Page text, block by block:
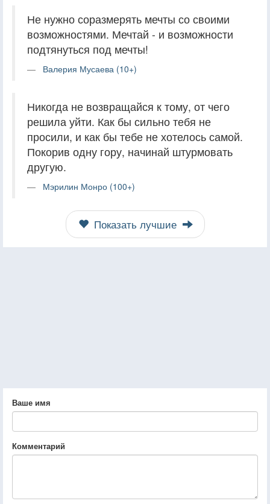
Не нужно соразмерять мечты со своими
возможностями. Мечтай - и возможности
подтянуться под мечты!
Валерия Мусаева (10+)
Никогда не возвращайся к тому, от чего
решила уйти. Как бы сильно тебя не
просили, и как бы тебе не хотелось самой.
Покорив одну гору, начинай штурмовать
другую.
Мэрилин Монро (100+)
Показать лучшие
Ваше имя
Комментарий